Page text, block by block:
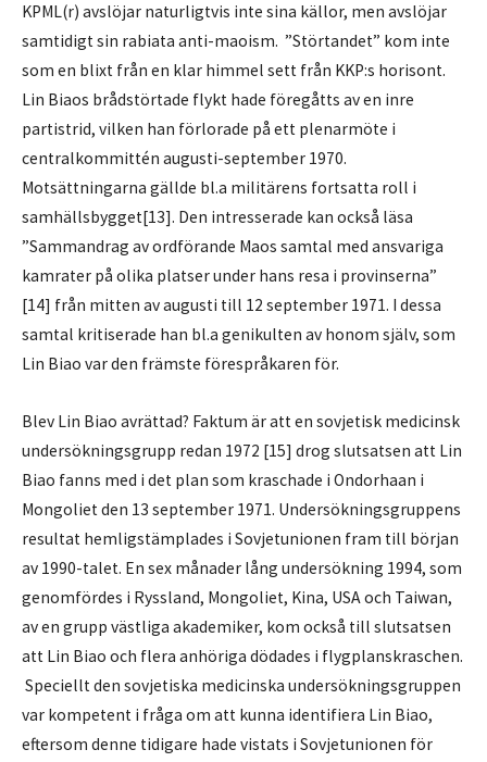
KPML(r) avslöjar naturligtvis inte sina källor, men avslöjar
samtidigt sin rabiata anti-maoism. ”Störtandet” kom inte
som en blixt från en klar himmel sett från KKP:s horisont.
Lin Biaos brådstörtade flykt hade föregåtts av en inre
partistrid, vilken han förlorade på ett plenarmöte i
centralkommittén augusti-september 1970.
Motsättningarna gällde bl.a militärens fortsatta roll i
samhällsbygget[13]. Den intresserade kan också läsa
”Sammandrag av ordförande Maos samtal med ansvariga
kamrater på olika platser under hans resa i provinserna”
[14] från mitten av augusti till 12 september 1971. I dessa
samtal kritiserade han bl.a genikulten av honom själv, som
Lin Biao var den främste förespråkaren för.
Blev Lin Biao avrättad? Faktum är att en sovjetisk medicinsk
undersökningsgrupp redan 1972 [15] drog slutsatsen att Lin
Biao fanns med i det plan som kraschade i Ondorhaan i
Mongoliet den 13 september 1971. Undersökningsgruppens
resultat hemligstämplades i Sovjetunionen fram till början
av 1990-talet. En sex månader lång undersökning 1994, som
genomfördes i Ryssland, Mongoliet, Kina, USA och Taiwan,
av en grupp västliga akademiker, kom också till slutsatsen
att Lin Biao och flera anhöriga dödades i flygplanskraschen.
Speciellt den sovjetiska medicinska undersökningsgruppen
var kompetent i fråga om att kunna identifiera Lin Biao,
eftersom denne tidigare hade vistats i Sovjetunionen för